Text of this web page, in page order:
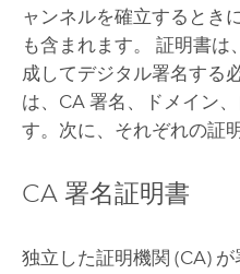
ャンネルを確立するとき
も含まれます。 証明書
成してデジタル署名する
は、CA 署名、ドメイン
す。次に、それぞれの証
CA 署名証明書
独立した証明機関 (CA)